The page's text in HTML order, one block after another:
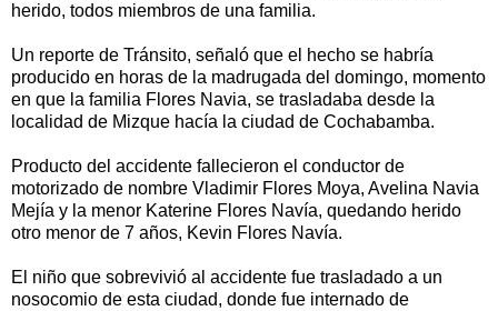
herido, todos miembros de una familia.
Un reporte de Tránsito, señaló que el hecho se habría
producido en horas de la madrugada del domingo, momento
en que la familia Flores Navia, se trasladaba desde la
localidad de Mizque hacía la ciudad de Cochabamba.
Producto del accidente fallecieron el conductor de
motorizado de nombre Vladimir Flores Moya, Avelina Navia
Mejía y la menor Katerine Flores Navía, quedando herido
otro menor de 7 años, Kevin Flores Navía.
El niño que sobrevivió al accidente fue trasladado a un
nosocomio de esta ciudad, donde fue internado de